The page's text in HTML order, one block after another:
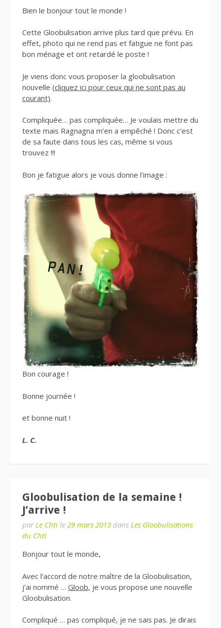
Bien le bonjour tout le monde !
Cette Gloobulisation arrive plus tard que prévu. En
effet, photo qui ne rend pas et fatigue ne font pas
bon ménage et ont retardé le poste !
Je viens donc vous proposer la gloobulisation
nouvelle (cliquez ici pour ceux qui ne sont pas au
courant).
Compliquée… pas compliquée… Je voulais mettre du
texte mais Ragnagna m’en a empêché ! Donc c’est
de sa faute dans tous les cas, même si vous
trouvez !!!
Bon je fatigue alors je vous donne l’image :
Bon courage !
Bonne journée !
et bonne nuit !
L. C.
Gloobulisation de la semaine !
J’arrive !
par Le Chti le 29 mars 2013 dans Les Gloobulisations
du Chti
Bonjour tout le monde,
Avec l’accord de notre maître de la Gloobulisation,
j’ai nommé … Gloob, je vous propose une nouvelle
Gloobulisation.
Compliqué … pas compliqué, je ne sais pas. Je dirais